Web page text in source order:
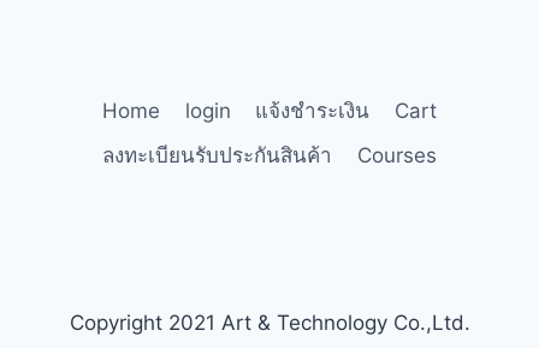
Home login แจ้งชำระเงิน
Cart
ลงทะเบียนรับประกันสินค้า
Courses
Copyright 2021 Art & Technology Co.,Ltd.